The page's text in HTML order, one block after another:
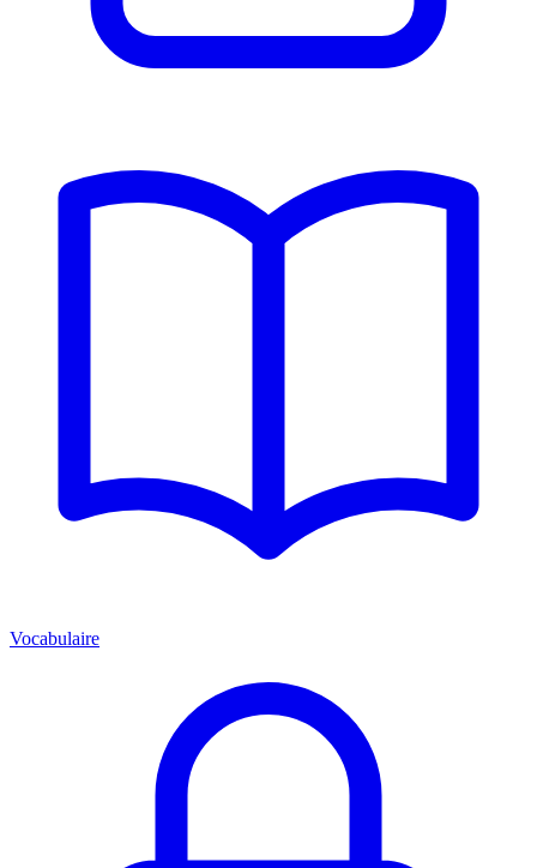
Vocabulaire